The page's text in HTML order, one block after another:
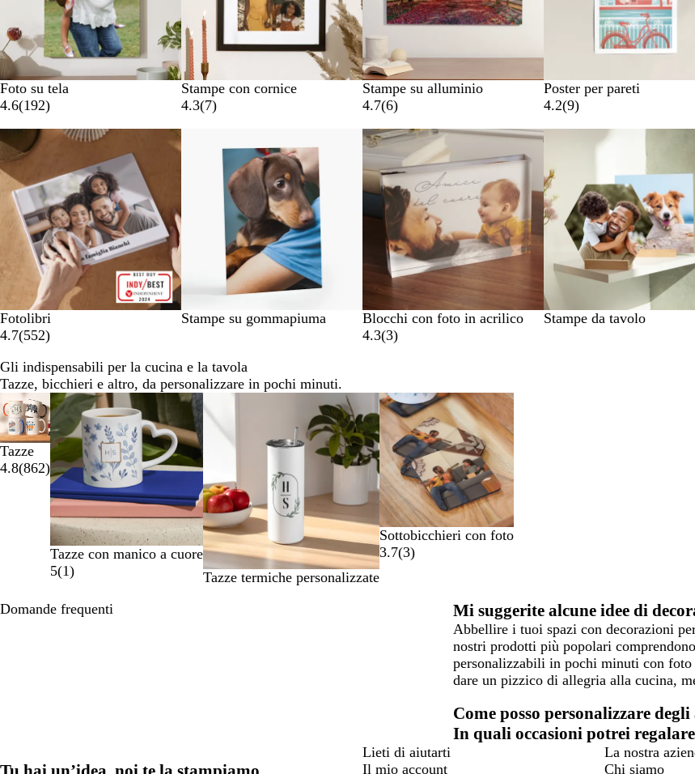
Foto su tela
4.6(192)
Stampe con cornice
4.3(7)
Stampe su alluminio
4.7(6)
Poster per pareti
4.2(9)
Fotolibri
4.7(552)
Stampe su gommapiuma
Blocchi con foto in acrilico
4.3(3)
Stampe da tavolo
Gli indispensabili per la cucina e la tavola
Tazze, bicchieri e altro, da personalizzare in pochi minuti.
Tazze
4.8(862)
Tazze con manico a cuore
5(1) Tazze termiche personalizzate
Sottobicchieri con foto
3.7(3)
Diapositiva
da
1
a
2
Domande frequenti Mi suggerite alcune idee di
Abbellire i tuoi spazi con decorazioni
nostri prodotti più popolari comprendono
personalizzabili in pochi minuti con
dare un pizzico di allegria alla cucina,
Come posso personalizzare
In quali occasioni potrei
Lieti di aiutarti
Il mio account
La nostra
Chi siamo